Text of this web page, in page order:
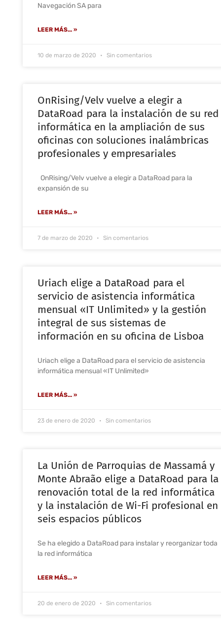
Navegación SA para
LEER MÁS... »
10 de marzo de 2020 Sin comentarios
OnRising/Velv vuelve a elegir a
DataRoad para la instalación de su red
informática en la ampliación de sus
oficinas con soluciones inalámbricas
profesionales y empresariales
OnRising/Velv vuelve a elegir a DataRoad para la
expansión de su
LEER MÁS... »
7 de marzo de 2020 Sin comentarios
Uriach elige a DataRoad para el
servicio de asistencia informática
mensual «IT Unlimited» y la gestión
integral de sus sistemas de
información en su oficina de Lisboa
Uriach elige a DataRoad para el servicio de asistencia
informática mensual «IT Unlimited»
LEER MÁS... »
23 de enero de 2020 Sin comentarios
La Unión de Parroquias de Massamá y
Monte Abraão elige a DataRoad para la
renovación total de la red informática
y la instalación de Wi-Fi profesional en
seis espacios públicos
Se ha elegido a DataRoad para instalar y reorganizar toda
la red informática
LEER MÁS... »
20 de enero de 2020 Sin comentarios